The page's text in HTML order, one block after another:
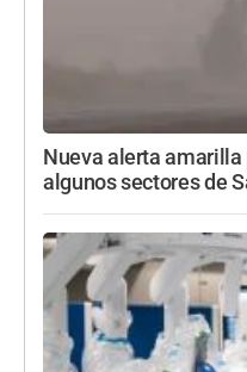
Nueva alerta
algunos sectores de